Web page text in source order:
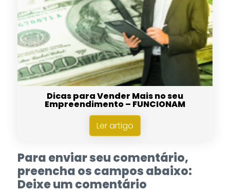
Dicas para Vender Mais no seu
Empreendimento – FUNCIONAM
Ler artigo
Para enviar seu comentário,
preencha os campos abaixo:
Deixe um comentário